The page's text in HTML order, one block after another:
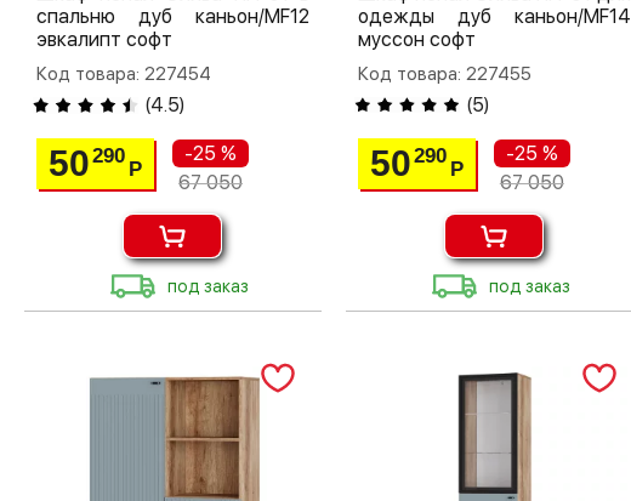
спальню дуб каньон/MF12
эвкалипт софт
Код товара: 227454
(4.5)
50290
Р
-25 %
67 050
под заказ
одежды дуб каньон/MF14
муссон софт
Код товара: 227455
(5)
50290
Р
-25 %
67 050
под заказ